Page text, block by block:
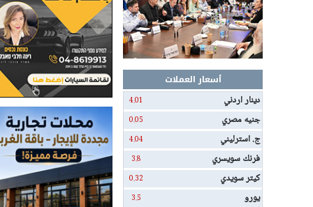
أسعار العملات
دينار اردني
4.01
جنيه مصري 0.05
ج. استرليني 4.04
فرنك سويسري 3.8
كيتر سويدي 0.32
يورو 3.5